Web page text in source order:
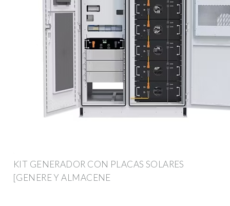
KIT GENERADOR CON PLACAS SOLARES
[GENERE Y ALMACENE